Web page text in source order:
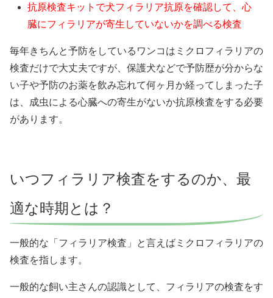
抗原検査キットで犬フィラリア抗原を確認して、心
臓にフィラリアが寄生していないかを調べる検査
毎年きちんと予防をしているワンコはミクロフィラリアの
検査だけで大丈夫ですが、保護犬などで予防歴が分からな
い子や予防のお薬を飲み忘れて何ヶ月か経ってしまった子
は、成虫による心臓への寄生がないか抗原検査をする必要
があります。
いつフィラリア検査をするのか、最
適な時期とは？
一般的な「フィラリア検査」と言えばミクロフィラリアの
検査を指します。
一般的な飼い主さんの認識として、フィラリアの検査をす